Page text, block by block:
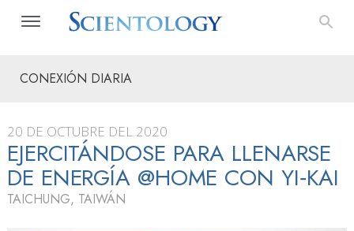
CONEXIÓN DIARIA
20 DE OCTUBRE DEL 2020
EJERCITÁNDOSE PARA LLENARSE
DE ENERGÍA @HOME CON YI‑KAI
TAICHUNG, TAIWÁN